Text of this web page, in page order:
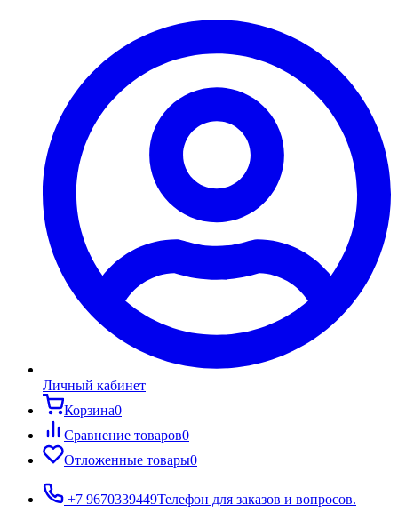
Личный кабинет
Корзина0
Сравнение товаров0
Отложенные товары0
+7 9670339449Телефон для заказов и вопросов.